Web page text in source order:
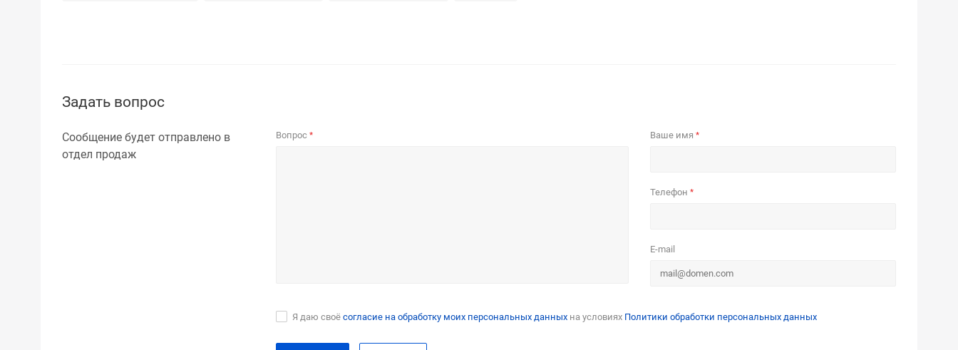
Задать вопрос
Сообщение будет отправлено в
отдел продаж
Вопрос * Ваше имя *
Телефон *
E-mail
Я даю своё согласие на обработку моих персональных данных на условиях Политики обработки персональных данных